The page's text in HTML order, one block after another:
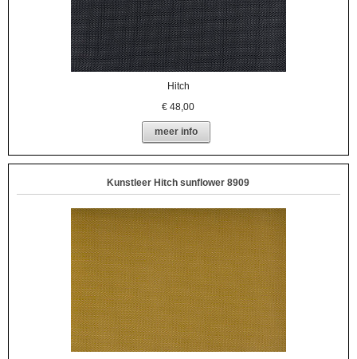
Hitch
€48,00
meer info
Kunstleer Hitch sunflower 8909